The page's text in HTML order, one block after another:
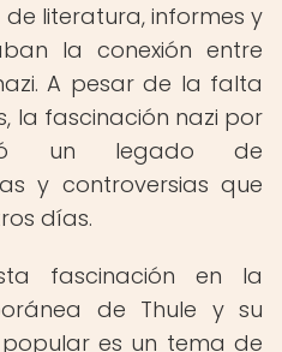
literatura, informes y
la conexión entre
A pesar de la falta
la fascinación nazi por
un legado de
y controversias que
días.
fascinación en la
de Thule y su
es un tema de